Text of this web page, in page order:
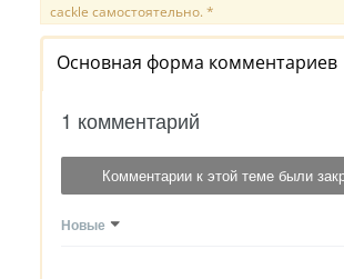
cackle самостоятельно. *
Основная форма комментариев
1 комментарий
Комментарии к этой теме были
Новые